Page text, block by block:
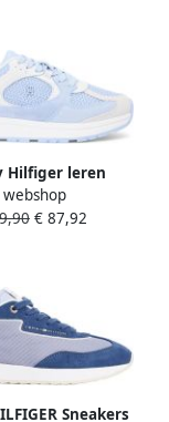
Hilfiger leren
lichtblauw
webshop
€ 87,92
Sneakers